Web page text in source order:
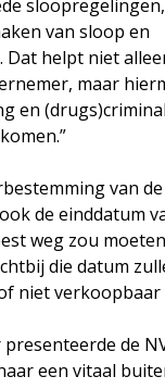
van sloop en
Dat helpt niet
maar
en
van
de einddatum
weg zou
die datum
niet verkoopbaar
de
een vitaal